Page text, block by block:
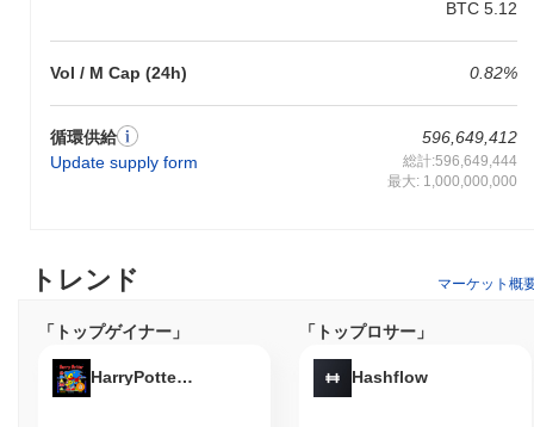
BTC 5.12
Vol / M Cap (24h) 0.82%
循環供給
Update supply form
596,649,412
総計:596,649,444
最大: 1,000,000,000
します。主に取引手数料に使用され、ユーザーはHypurrプラット
フォーム上で構築された分散型アプリケーション（dApps）と相
互作用し、価値を送信することができます。Hypurrの保有者は、
ネットワークを保護しながら報酬を得る機会を提供するステーキ
ングに参加できます。さらに、トークン保有者はガバナンス投票
ルやリソースを提供し、エコシステム内での革新を促進します。
プラットフォームはさまざまなウォレットやマーケットプレイス
をサポートし、ユーザーのためにシームレスな取引と相互作用を
促進します。全体として、Hypurrはユーザー、保有者、開発者の
ニーズに応える包括的な機能セットを提供し、エコシステム内で
の全体的なユーティリティとエンゲージメントを向上させます。
トレンド マーケット概
「トップゲイナー」
HarryPotterObamaSonic10Inu (ETH)
「トップロサー」
Hashflow